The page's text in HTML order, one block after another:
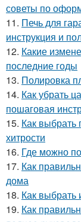
советы по
11. Печь для
инструкция и
12. Какие
последние годы
13. Полировка
14. Как убрать
пошаговая
15. Как выбрать
хитрости
16. Где можно
17. Как
дома
18. Как выбрать
19. Как